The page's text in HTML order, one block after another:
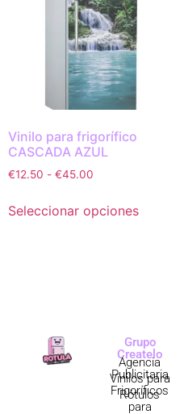
Vinilo para frigorífico
CASCADA AZUL
€12.50 - €45.00
Seleccionar opciones
Grupo
Createlo
Agencia
Publicitaria
Vinilos para
Frigoríficos
Rótulos
para